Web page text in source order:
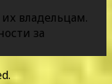
владельцам.
за